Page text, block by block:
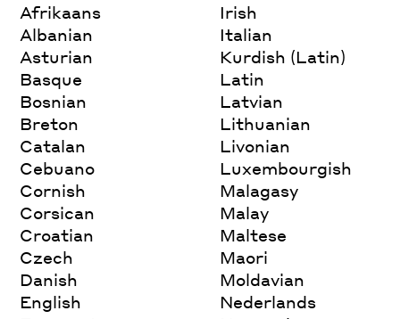
Afrikaans
Albanian
Asturian
Basque
Bosnian
Breton
Catalan
Cebuano
Cornish
Corsican
Croatian
Czech
Danish
English
Irish
Italian
Kurdish (Latin)
Latin
Latvian
Lithuanian
Livonian
Luxembourgish
Malagasy
Malay
Maltese
Maori
Moldavian
Nederlands